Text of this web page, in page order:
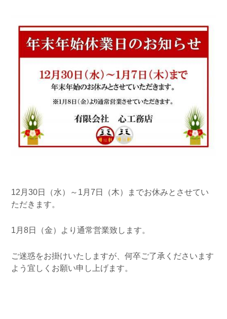
12月30日（水）～1月7日（木）までお休みとさせてい
ただきます。
1月8日（金）より通常営業致します。
ご迷惑をお掛けいたしますが、何卒ご了承くださいます
よう宜しくお願い申し上げます。